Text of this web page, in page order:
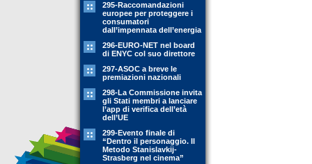
295-Raccomandazioni
europee per proteggere i
consumatori
dall’impennata dell’energia
296-EURO-NET nel board
di ENYC col suo direttore
297-ASOC a breve le
premiazioni nazionali
298-La Commissione invita
gli Stati membri a lanciare
l’app di verifica dell’età
dell’UE
299-Evento finale di
“Dentro il personaggio. Il
Metodo Stanislavkij-
Strasberg nel cinema”